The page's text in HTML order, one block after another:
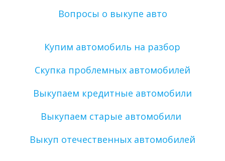
Вопросы о выкупе авто
Купим автомобиль на разбор
Скупка проблемных автомобилей
Выкупаем кредитные автомобили
Выкупаем старые автомобили
Выкуп отечественных автомобилей